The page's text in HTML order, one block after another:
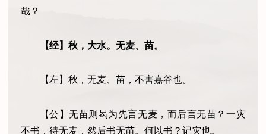
哉？
【经】秋，大水。无麦、苗。
【左】秋，无麦、 苗，不害嘉谷也。
【公】无苗则曷为先言无麦 ， 而后言无苗？一灾
不书，待无麦， 然后书无苗。何以书？记灾也。